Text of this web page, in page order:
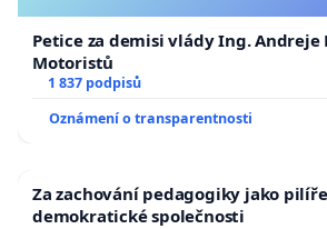
Petice za demisi vlády Ing. Andreje
Motoristů
1 837 podpisů
Oznámení o transparentnosti
Za zachování pedagogiky jako
demokratické společnosti